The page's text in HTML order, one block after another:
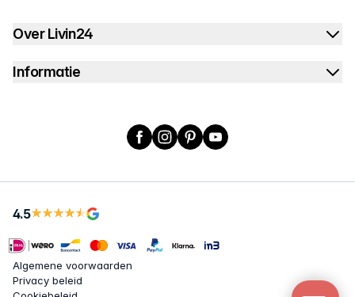
Over Livin24
Informatie
Facebook
Instagram
PinterestYouTube
4.5
Algemene voorwaarden
Privacy beleid